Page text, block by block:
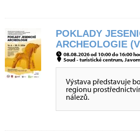
POKLADY
ARCHEOLOGIE
08.08.2026 od 10:00 do 16:00
Soud - turistické centrum,
Výstava představuje
regionu
nálezů.